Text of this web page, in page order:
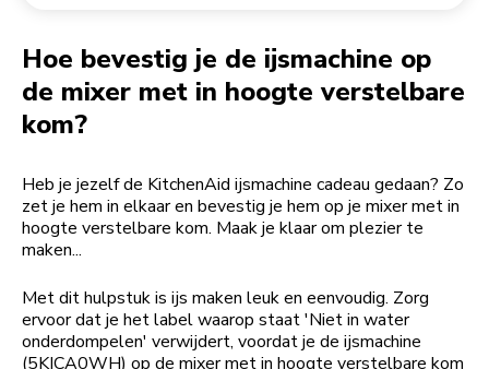
Hoe bevestig je de ijsmachine op
de mixer met in hoogte verstelbare
kom?
Heb je jezelf de KitchenAid ijsmachine cadeau gedaan? Zo
zet je hem in elkaar en bevestig je hem op je mixer met in
hoogte verstelbare kom. Maak je klaar om plezier te
maken...
Met dit hulpstuk is ijs maken leuk en eenvoudig. Zorg
ervoor dat je het label waarop staat 'Niet in water
onderdompelen' verwijdert, voordat je de ijsmachine
(5KICA0WH) op de mixer met in hoogte verstelbare kom